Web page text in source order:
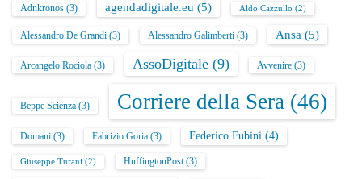
Adnkronos (3) agendadigitale.eu (5) Aldo Cazzullo (2)
Alessandro De Grandi (3) Alessandro Galimberti (3) Ansa (5)
Arcangelo Rociola (3) AssoDigitale (9) Avvenire (3)
Beppe Scienza (3) Corriere della Sera (46)
Domani (3) Fabrizio Goria (3) Federico Fubini (4)
Giuseppe Turani (2) HuffingtonPost(3)